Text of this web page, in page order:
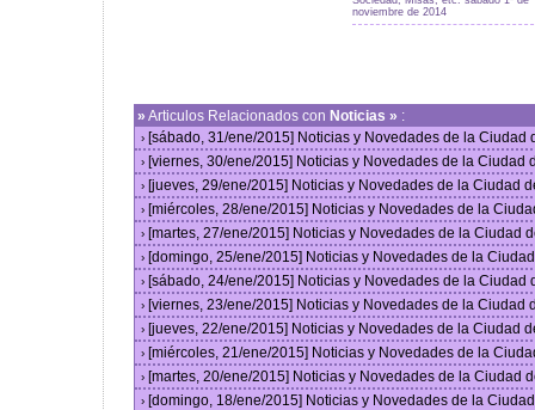
noviembre de 2014
» Articulos Relacionados con Noticias » :
› [sábado, 31/ene/2015] Noticias y Novedades de la Ciudad
› [viernes, 30/ene/2015] Noticias y Novedades de la Ciudad
› [jueves, 29/ene/2015] Noticias y Novedades de la Ciudad
› [miércoles, 28/ene/2015] Noticias y Novedades de la
› [martes, 27/ene/2015] Noticias y Novedades de la Ciudad
› [domingo, 25/ene/2015] Noticias y Novedades de la
› [sábado, 24/ene/2015] Noticias y Novedades de la Ciudad
› [viernes, 23/ene/2015] Noticias y Novedades de la Ciudad
› [jueves, 22/ene/2015] Noticias y Novedades de la Ciudad
› [miércoles, 21/ene/2015] Noticias y Novedades de la
› [martes, 20/ene/2015] Noticias y Novedades de la Ciudad
› [domingo, 18/ene/2015] Noticias y Novedades de la